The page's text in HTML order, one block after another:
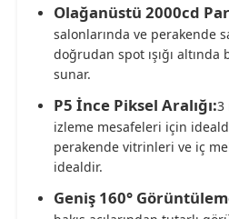
Olağanüstü 2000cd
salonlarında ve perakende
doğrudan spot ışığı altında
sunar.
P5 İnce Piksel Aralığı:3
izleme mesafeleri için
perakende vitrinleri ve iç
idealdir.
Geniş 160°